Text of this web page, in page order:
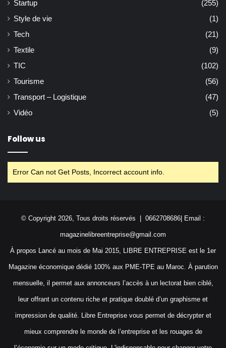
Startup
(255)
Style de vie
(1)
Tech
(21)
Textile
(9)
TIC
(102)
Tourisme
(56)
Transport – Logistique
(47)
Vidéo
(5)
Follow us
Error Can not Get Posts, Incorrect account info.
© Copyright 2026, Tous droits réservés | 0662708686| Email :
magazinelibreentreprise@gmail.com
À propos Lancé au mois de Mai 2015, LIBRE ENTREPRISE est le 1er
Magazine économique dédié 100% aux PME-TPE au Maroc. À parution
mensuelle, il permet aux annonceurs l’accès à un lectorat bien ciblé,
leur offrant un contenu riche et pratique doublé d’un graphisme et
impression de qualité. Libre Entreprise vous permet de décrypter et
mieux comprendre le monde de l’entreprise et les rouages de